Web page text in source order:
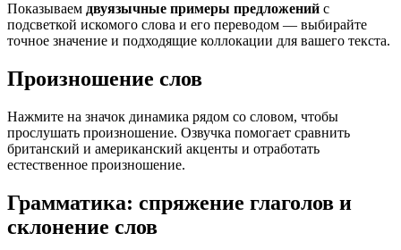
Показываем двуязычные примеры предложений с
подсветкой искомого слова и его переводом — выбирайте
точное значение и подходящие коллокации для вашего текста.
Произношение слов
Нажмите на значок динамика рядом со словом, чтобы
прослушать произношение. Озвучка помогает сравнить
британский и американский акценты и отработать
естественное произношение.
Грамматика: спряжение глаголов и
склонение слов